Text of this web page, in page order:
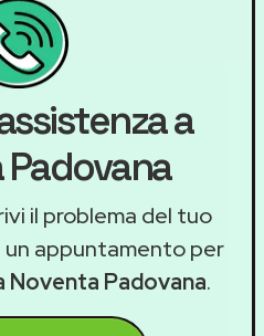
a
il problema del tuo
appuntamento per
Noventa Padovana.